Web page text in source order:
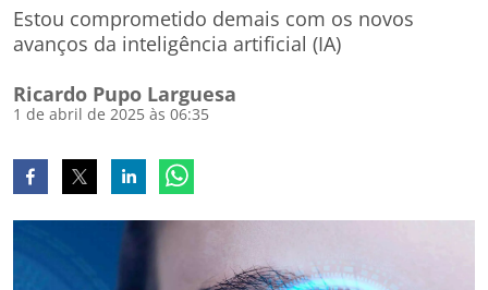
Estou comprometido demais com os novos
avanços da inteligência artificial (IA)
Ricardo Pupo Larguesa
1 de abril de 2025 às 06:35